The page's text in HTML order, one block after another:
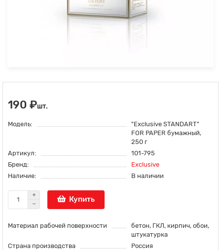
190 ₽шт.
Модель:
"Exclusive STANDART"
FOR PAPER бумажный,
250 г
Артикул:
101-795
Бренд:
Exclusive
Наличие:
В наличии
Купить
Материал рабочей поверхности
бетон, ГКЛ, кирпич, обои,
штукатурка
Страна производства
Россия